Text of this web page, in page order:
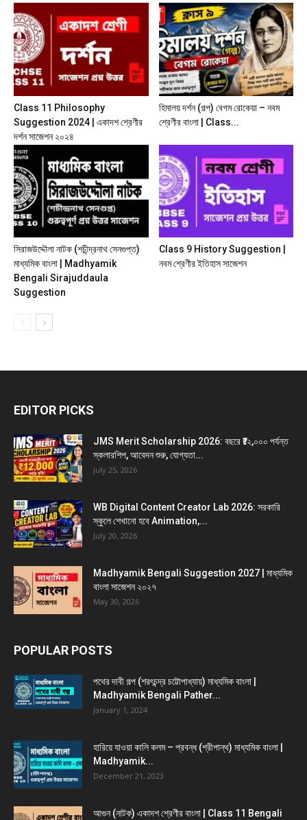
Class 11 Philosophy
Suggestion 2024 | একাদশ শ্রেণীর
দর্শন সাজেশন ২০২৪
হিমালয় দর্শন (গল্প) বেগম রােকেয়া – নবম
শ্রেণীর বাংলা | Class...
সিরাজউদ্দৌলা নাটক (শচীন্দ্রনাথ সেনগুপ্ত)
মাধ্যমিক বাংলা | Madhyamik
Bengali Sirajuddaula
Suggestion
Class 9 History Suggestion |
নবম শ্রেণীর ইতিহাস সাজেশন
EDITOR PICKS
JMS Merit Scholarship 2026: বছরে ₹১২,০০০ পর্যন্ত
স্কলারশিপ, আবেদন শুরু, যোগ্যতা...
July 25, 2026
WB Digital Content Creator Lab 2026: সরকারি
স্কুলে শেখানো হবে Animation,...
July 20, 2026
Madhyamik Bengali Suggestion 2027 | মাধ্যমিক
বাংলা সাজেশন ২০২৭
May 30, 2026
POPULAR POSTS
পথের দাবী গল্প (শরৎচন্দ্র চট্টোপাধ্যায়) মাধ্যমিক বাংলা |
Madhyamik Bengali Pather...
January 1, 2024
হারিয়ে যাওয়া কালি কলম – প্রবন্ধ (শ্রীপান্থ) মাধ্যমিক বাংলা |
Madhyamik...
December 21, 2023
আগুন (নাটক) একাদশ শ্রেণীর বাংলা | Class 11 Bengali